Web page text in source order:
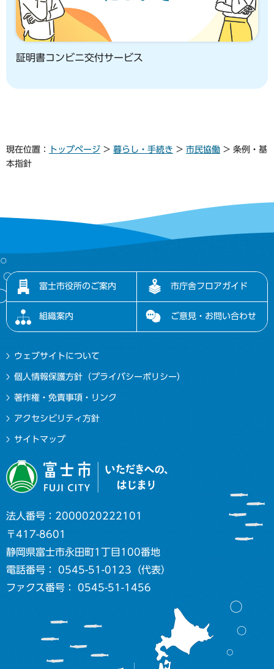
証明書コンビニ交付サービス
現在位置： トップページ > 暮らし・手続き > 市民協働 > 条例・基
本指針
富士市役所のご案内 市庁舎フロアガイド
組織案内 ご意見・お問い合わせ
ウェブサイトについて
個人情報保護方針（プライバシーポリシー）
著作権・免責事項・リンク
アクセシビリティ方針
サイトマップ
法人番号：2000020222101
〒417-8601
静岡県富士市永田町1丁目100番地
電話番号： 0545-51-0123（代表）
ファクス番号： 0545-51-1456